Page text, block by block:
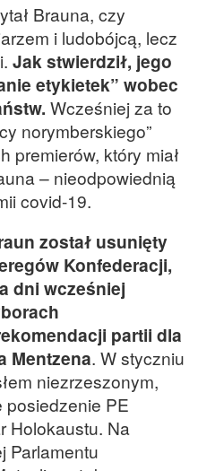
Brauna, czy
i ludobójcą, lecz
Jak stwierdził, jego
etykietek” wobec
Wcześniej za to
norymberskiego”
premierów, który miał
– nieodpowiednią
covid-19.
został usunięty
Konfederacji,
dni wcześniej
partii dla
Mentzena. W styczniu
niezrzeszonym,
posiedzenie PE
Holokaustu. Na
Parlamentu